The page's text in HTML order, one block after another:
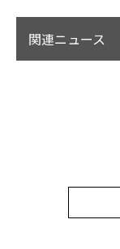
関連ニュース